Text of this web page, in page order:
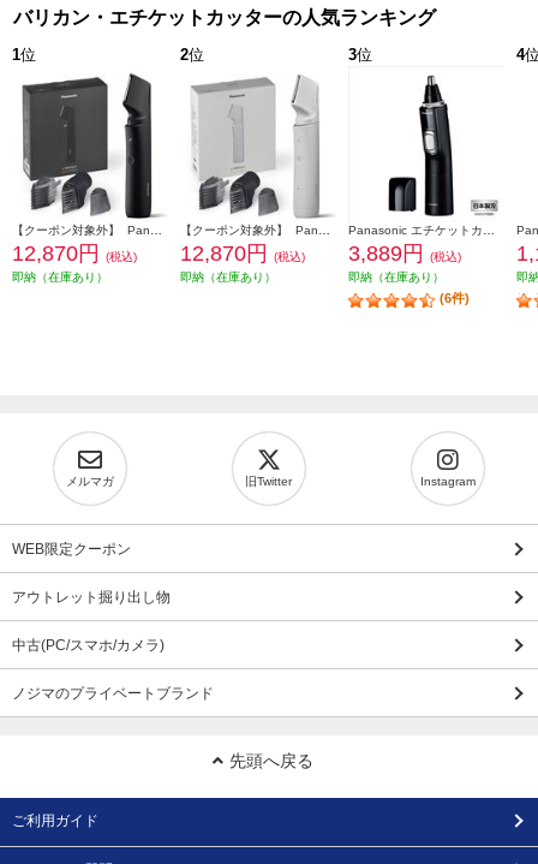
バリカン・エチケットカッターの人気ランキング
1位
12,870円
(税込)
即納（在庫あり）
2位
12,870円
(税込)
即納（在庫あり）
3位
3,889円
(税込)
即納（在庫あり）
(6件)
4
即
メルマガ 旧Twitter Instagram
WEB限定クーポン
アウトレット掘り出し物
中古(PC/スマホ/カメラ)
ノジマのプライベートブランド
先頭へ戻る
ご利用ガイド